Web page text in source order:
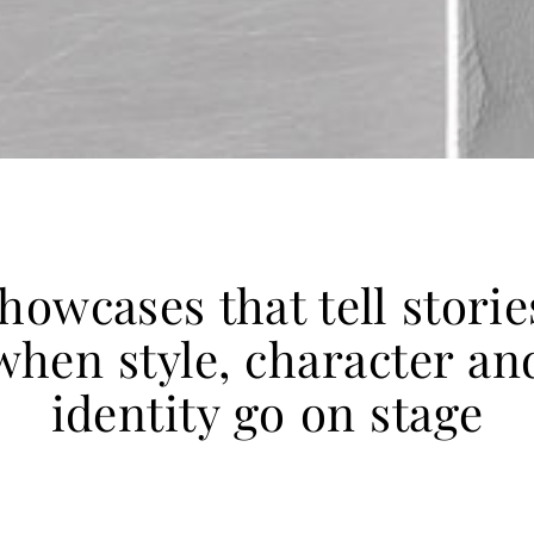
that tell
style, character
identity go on stage